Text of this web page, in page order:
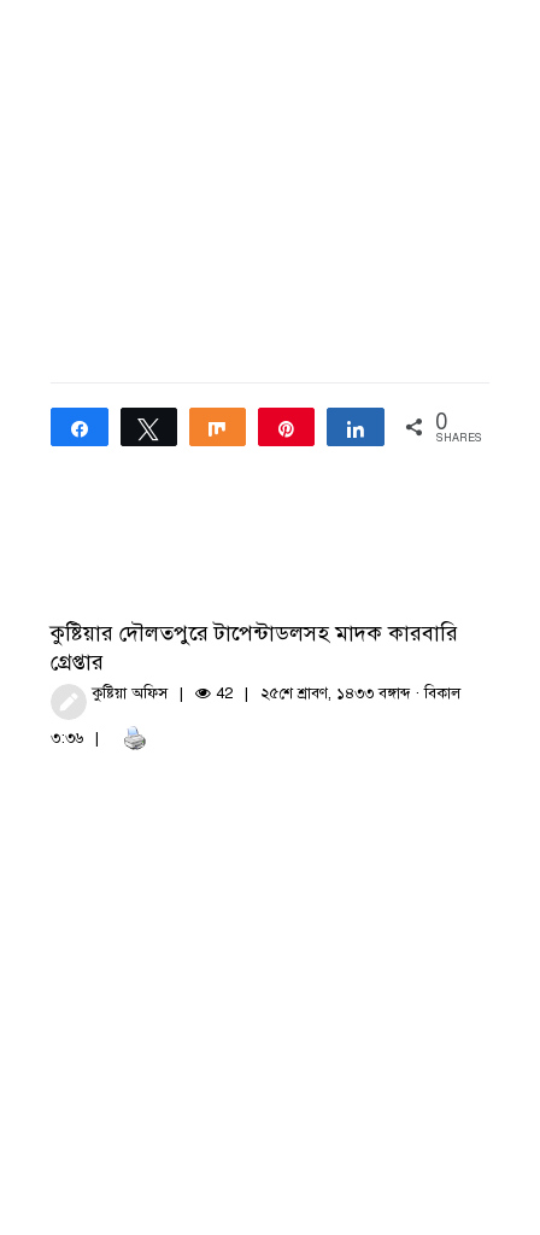
Share Tweet Share Share 0
SHARES
কুষ্টিয়ার দৌলতপুরে টাপেন্টাডলসহ মাদক কারবারি
গ্রেপ্তার
কুষ্টিয়া অফিস 42 ২৫শে শ্রাবণ, ১৪৩৩ বঙ্গাব্দ · বিকাল
৩:৩৬